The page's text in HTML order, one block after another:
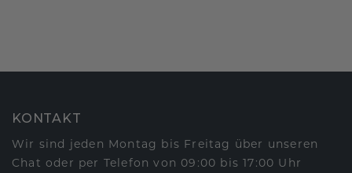
KONTAKT
Wir sind jeden Montag bis Freitag über unseren
Chat oder per Telefon von 09:00 bis 17:00 Uhr